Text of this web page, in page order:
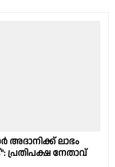
അദാനിക്ക് ലാഭം
പ്രതിപക്ഷ നേതാവ്